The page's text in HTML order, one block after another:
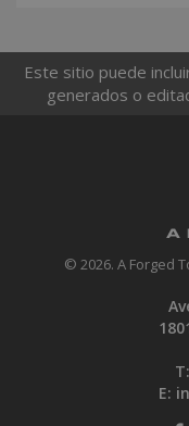
Este sitio puede
generados o
© 2026. A Forged
E: